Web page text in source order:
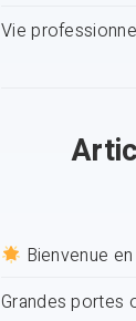
Vie
Bienvenue
Grandes portes